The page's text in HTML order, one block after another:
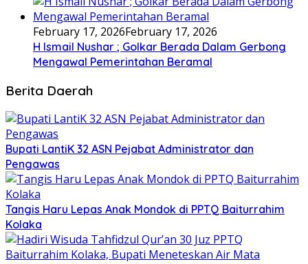
February 17, 2026February 17, 2026
H Ismail Nushar ; Golkar Berada Dalam Gerbong
Mengawal Pemerintahan Beramal
Berita Daerah
Bupati LantiK 32 ASN Pejabat Administrator dan
Pengawas
Tangis Haru Lepas Anak Mondok di PPTQ Baiturrahim
Kolaka